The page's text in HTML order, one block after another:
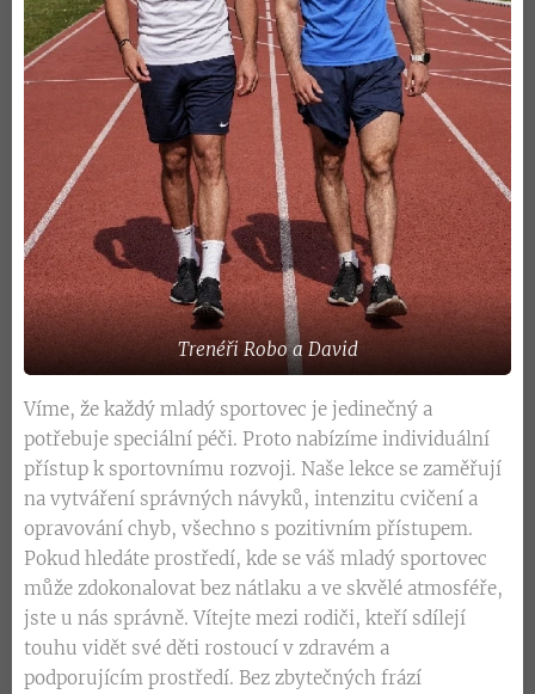
Trenéři Robo a David
Víme, že každý mladý sportovec je jedinečný a
potřebuje speciální péči. Proto nabízíme individuální
přístup k sportovnímu rozvoji. Naše lekce se zaměřují
na vytváření správných návyků, intenzitu cvičení a
opravování chyb, všechno s pozitivním přístupem.
Pokud hledáte prostředí, kde se váš mladý sportovec
může zdokonalovat bez nátlaku a ve skvělé atmosféře,
jste u nás správně. Vítejte mezi rodiči, kteří sdílejí
touhu vidět své děti rostoucí v zdravém a
podporujícím prostředí. Bez zbytečných frází